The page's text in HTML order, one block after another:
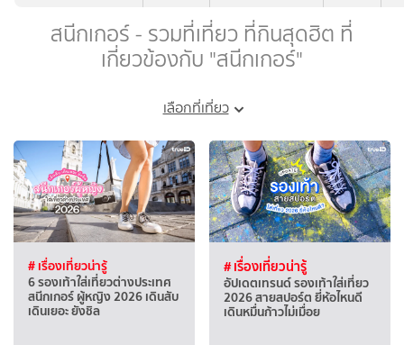
สนีกเกอร์ - รวมที่เที่ยว ที่กินสุดฮิต ที่
เกี่ยวข้องกับ "สนีกเกอร์"
เลือกที่เที่ยว
# เรื่องเที่ยวน่ารู้
6 รองเท้าใส่เที่ยวต่างประเทศ
สนีกเกอร์ ผู้หญิง 2026 เดินสับ
เดินเยอะ ยังชิล
# เรื่องเที่ยวน่ารู้
อัปเดตเทรนด์ รองเท้าใส่เที่ยว
2026 สายสปอร์ต ยี่ห้อไหนดี
เดินหมื่นก้าวไม่เมื่อย